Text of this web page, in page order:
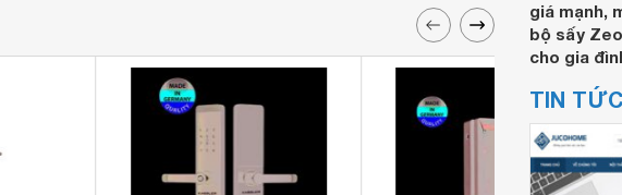
giá mạnh,
bộ sấy
cho gia
TIN